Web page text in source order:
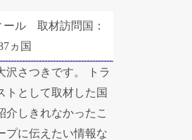
ール 取材訪問国：
ヵ国
沢さつきです。 トラ
トとして取材した国
介しきれなかったこ
プに伝えたい情報な